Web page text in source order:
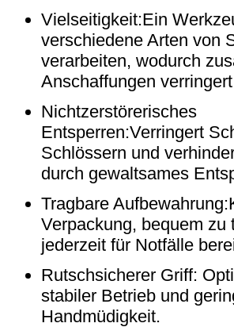
Vielseitigkeit:Ein
verschiedene Arten von
verarbeiten, wodurch
Anschaffungen
Nichtzerstörerisches
Entsperren:Verringert
Schlössern und
durch gewaltsames
Tragbare
Verpackung, bequem zu
jederzeit für Notfälle
Rutschsicherer Griff:
stabiler Betrieb und
Handmüdigkeit.